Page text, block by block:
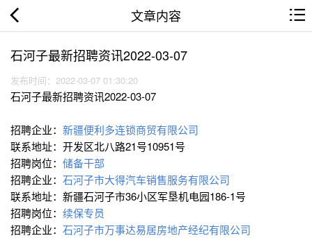
文章内容
石河子最新招聘资讯2022-03-07
发布时间：2022-03-07 01:30:20
石河子最新招聘资讯2022-03-07
招聘企业： 新疆便利多连锁商贸有限公司
联系地址：开发区北八路21号10951号
招聘岗位： 储备干部
招聘企业： 石河子市大得汽车销售服务有限公司
联系地址：新疆石河子市36小区军垦机电园186-1号
招聘岗位： 续保专员
招聘企业： 石河子市万事达易居房地产经纪有限公司